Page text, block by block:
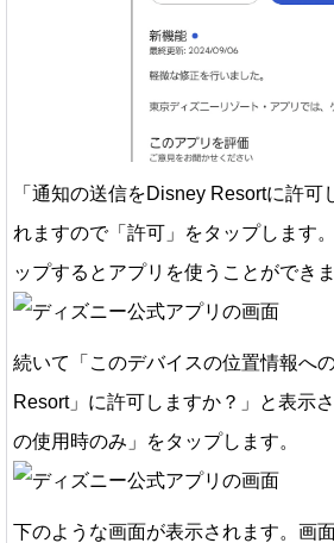
「通知の送信をDisney Resortに許可
れますので「許可」をタップします
ップするとアプリを使うことができま
続いて「このデバイスの位置情報へ
Resort」に許可しますか？」と表示
の使用時のみ」をタップします。
下のような画面が表示されます。画